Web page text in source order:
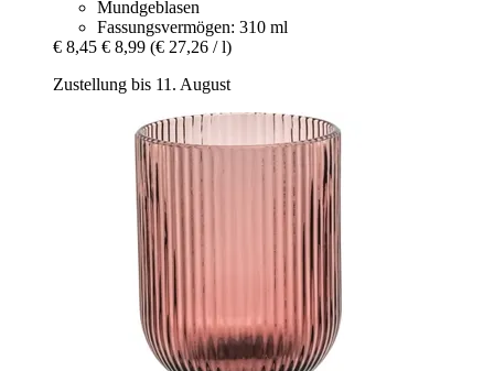
Mundgeblasen
Fassungsvermögen: 310 ml
€ 8,45 € 8,99 (€ 27,26 / l)
Zustellung bis 11. August